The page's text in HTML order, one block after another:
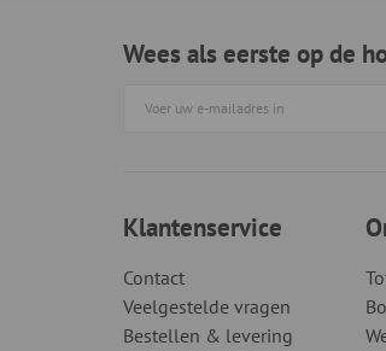
Wees als eerste op de
Klantenservice
Contact
Veelgestelde vragen
Bestellen & levering